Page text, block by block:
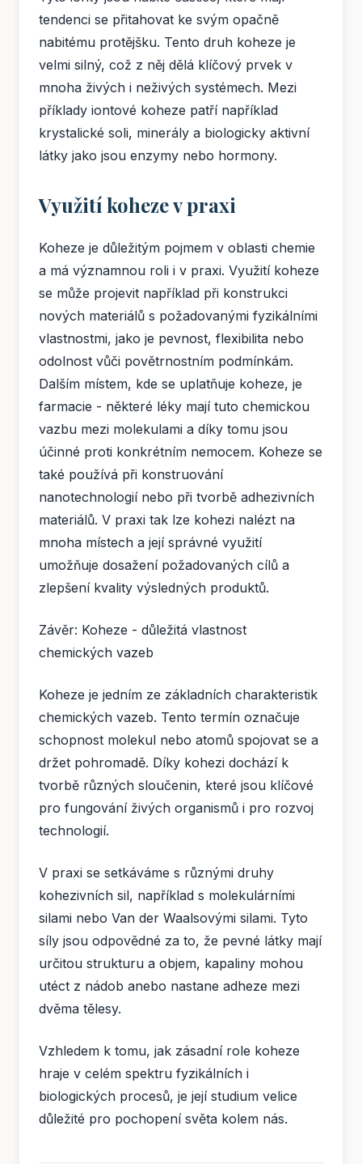
tendenci se přitahovat ke svým opačně
nabitému protějšku. Tento druh koheze je
velmi silný, což z něj dělá klíčový prvek v
mnoha živých i neživých systémech. Mezi
příklady iontové koheze patří například
krystalické soli, minerály a biologicky aktivní
látky jako jsou enzymy nebo hormony.
Využití koheze v praxi
Koheze je důležitým pojmem v oblasti chemie
a má významnou roli i v praxi. Využití koheze
se může projevit například při konstrukci
nových materiálů s požadovanými fyzikálními
vlastnostmi, jako je pevnost, flexibilita nebo
odolnost vůči povětrnostním podmínkám.
Dalším místem, kde se uplatňuje koheze, je
farmacie - některé léky mají tuto chemickou
vazbu mezi molekulami a díky tomu jsou
účinné proti konkrétním nemocem. Koheze se
také používá při konstruování
nanotechnologií nebo při tvorbě adhezivních
materiálů. V praxi tak lze kohezi nalézt na
mnoha místech a její správné využití
umožňuje dosažení požadovaných cílů a
zlepšení kvality výsledných produktů.
Závěr: Koheze - důležitá vlastnost
chemických vazeb
Koheze je jedním ze základních charakteristik
chemických vazeb. Tento termín označuje
schopnost molekul nebo atomů spojovat se a
držet pohromadě. Díky kohezi dochází k
tvorbě různých sloučenin, které jsou klíčové
pro fungování živých organismů i pro rozvoj
technologií.
V praxi se setkáváme s různými druhy
kohezivních sil, například s molekulárními
silami nebo Van der Waalsovými silami. Tyto
síly jsou odpovědné za to, že pevné látky mají
určitou strukturu a objem, kapaliny mohou
utéct z nádob anebo nastane adheze mezi
dvěma tělesy.
Vzhledem k tomu, jak zásadní role koheze
hraje v celém spektru fyzikálních i
biologických procesů, je její studium velice
důležité pro pochopení světa kolem nás.